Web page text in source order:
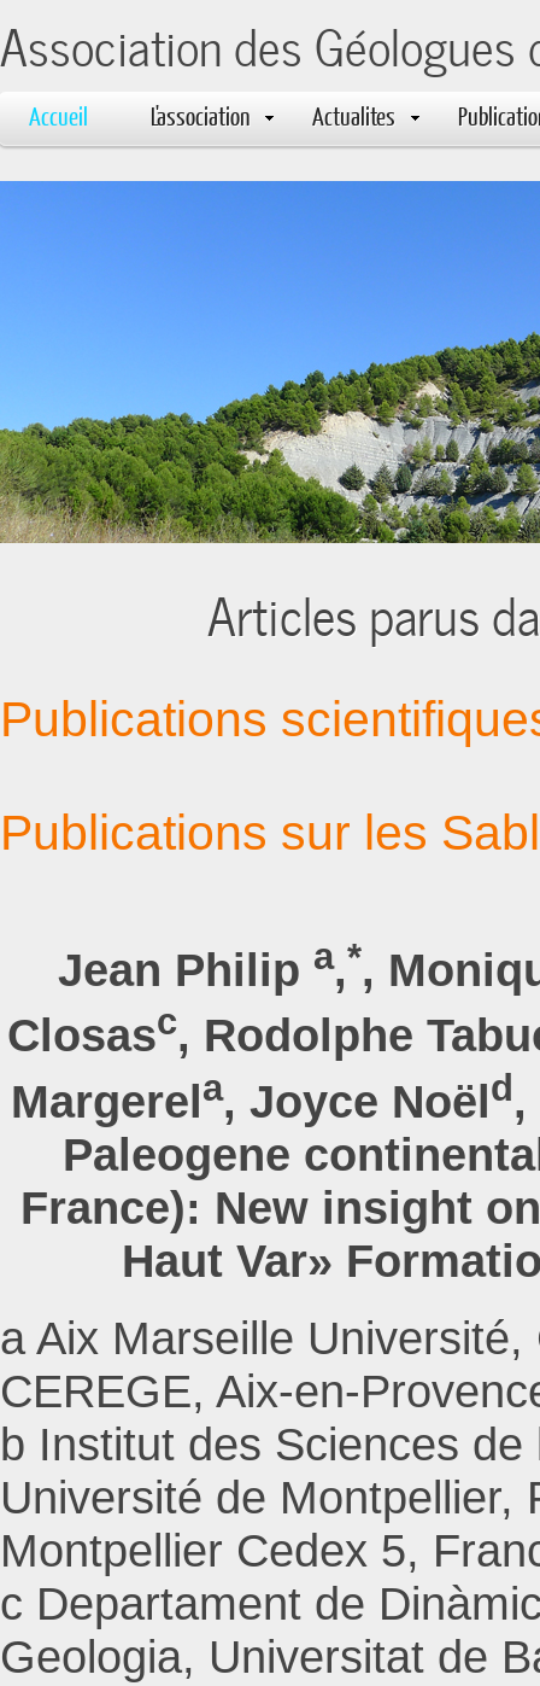
Association des Géologues
Accueil L'association Actualites
Articles parus
Publications
Publications sur les
Jean Philip a,*,
Closasc, Rodolphe
Margerela, Joyce Noëld ,
Paleogene
France): New insight
Haut Var»
a Aix Marseille
CEREGE, Aix-en-
b Institut des Sciences de
Université de Montpellier,
Montpellier Cedex 5,
c Departament de
Geologia, Universitat de